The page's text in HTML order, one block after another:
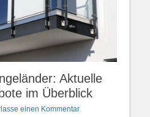
Aktuelle
im Überblick
einen Kommentar